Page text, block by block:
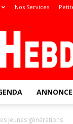
Nos Services
jeunes générations